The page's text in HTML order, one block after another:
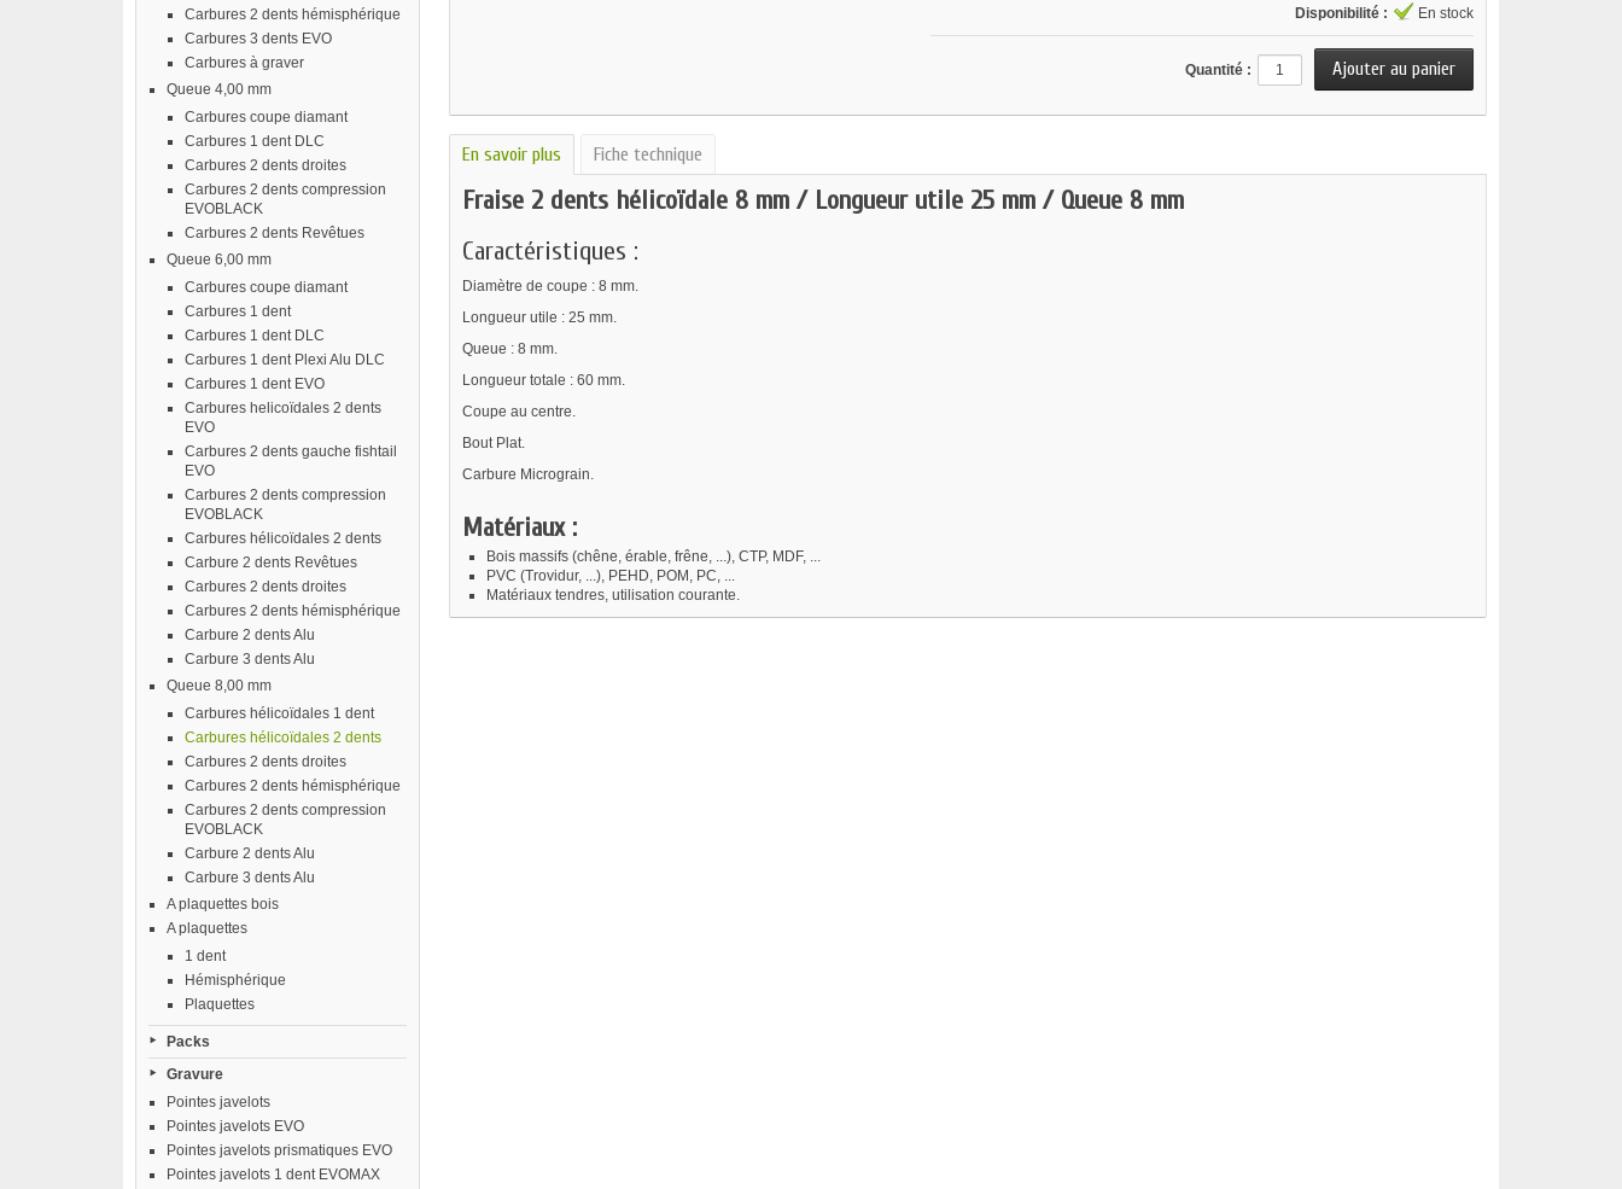
Carbures 2 dents hémisphérique
Carbures 3 dents EVO
Carbures à graver
Queue 4,00 mm
Carbures coupe diamant
Carbures 1 dent DLC
Carbures 2 dents droites
Carbures 2 dents compression
EVOBLACK
Carbures 2 dents Revêtues
Queue 6,00 mm
Carbures coupe diamant
Carbures 1 dent
Carbures 1 dent DLC
Carbures 1 dent Plexi Alu DLC
Carbures 1 dent EVO
Carbures helicoïdales 2 dents
EVO
Carbures 2 dents gauche fishtail
EVO
Carbures 2 dents compression
EVOBLACK
Carbures hélicoïdales 2 dents
Carbure 2 dents Revêtues
Carbures 2 dents droites
Carbures 2 dents hémisphérique
Carbure 2 dents Alu
Carbure 3 dents Alu
Queue 8,00 mm
Carbures hélicoïdales 1 dent
Carbures hélicoïdales 2 dents
Carbures 2 dents droites
Carbures 2 dents hémisphérique
Carbures 2 dents compression
EVOBLACK
Carbure 2 dents Alu
Carbure 3 dents Alu
A plaquettes bois
A plaquettes
1 dent
Hémisphérique
Plaquettes
Packs
Gravure
Pointes javelots
Pointes javelots EVO
Pointes javelots prismatiques EVO
Pointes javelots 1 dent EVOMAX
Disponibilité :
En stock
Quantité :
En savoir plus Fiche technique
Fraise 2 dents hélicoïdale 8 mm / Longueur utile 25 mm / Queue 8 mm
Caractéristiques :
Diamètre de coupe : 8 mm.
Longueur utile : 25 mm.
Queue : 8 mm.
Longueur totale : 60 mm.
Coupe au centre.
Bout Plat.
Carbure Micrograin.
Matériaux :
Bois massifs (chêne, érable, frêne, ...), CTP, MDF, ...
PVC (Trovidur, ...), PEHD, POM, PC, ...
Matériaux tendres, utilisation courante.